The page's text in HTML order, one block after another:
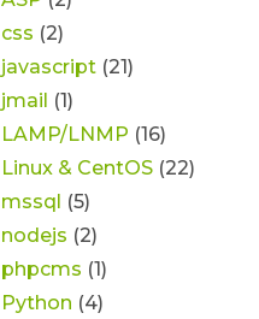
css (2)
javascript (21)
jmail (1)
LAMP/LNMP (16)
Linux & CentOS (22)
mssql (5)
nodejs (2)
phpcms (1)
Python (4)